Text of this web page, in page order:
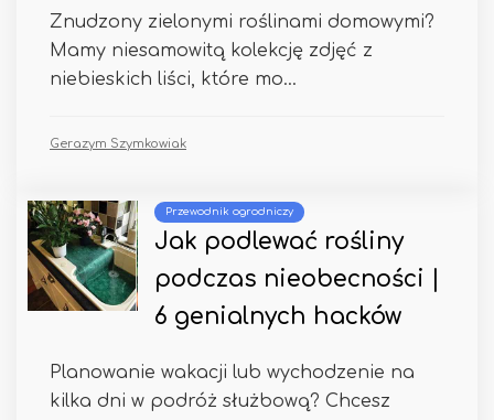
Znudzony zielonymi roślinami domowymi?
Mamy niesamowitą kolekcję zdjęć z
niebieskich liści, które mo...
Gerazym Szymkowiak
Przewodnik ogrodniczy
Jak podlewać rośliny
podczas nieobecności |
6 genialnych hacków
Planowanie wakacji lub wychodzenie na
kilka dni w podróż służbową? Chcesz